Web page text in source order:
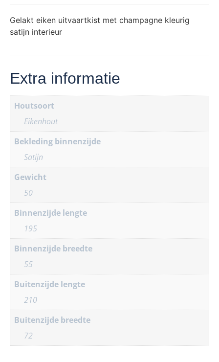
Gelakt eiken uitvaartkist met champagne kleurig
satijn interieur
Extra informatie
Houtsoort
Eikenhout
Bekleding binnenzijde
Satijn
Gewicht
50
Binnenzijde lengte
195
Binnenzijde breedte
55
Buitenzijde lengte
210
Buitenzijde breedte
72